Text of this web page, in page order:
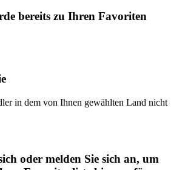
bereits zu Ihren Favoriten
in dem von Ihnen gewählten Land nicht
oder melden Sie sich an, um